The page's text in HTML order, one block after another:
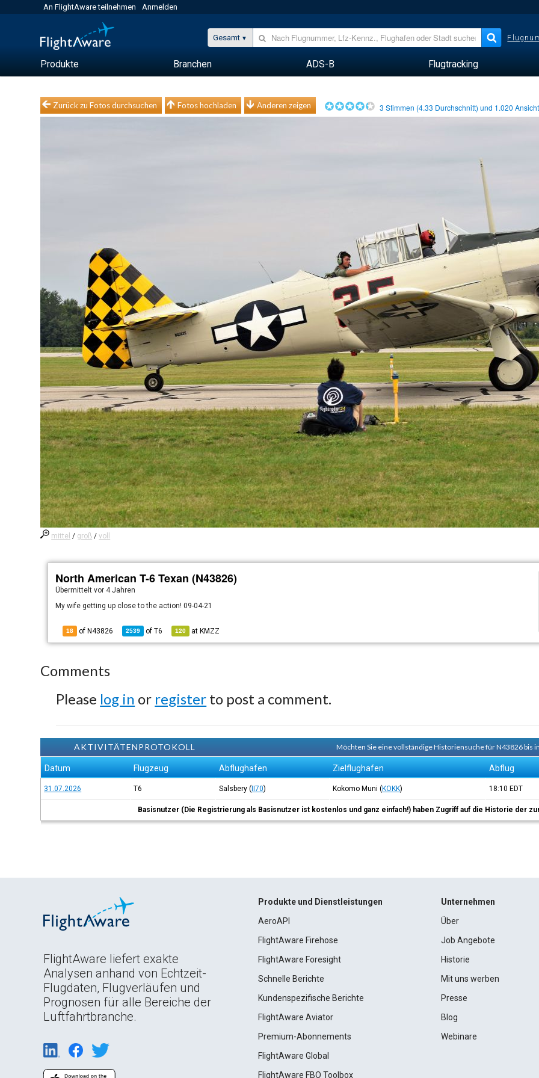
An FlightAware teilnehmen Anmelden
Gesamt
Produkte Branchen ADS-B Flugtracking
Zurück zu Fotos durchsuchen Fotos hochladen Anderen zeigen 3 Stimmen (4.33 Durchschnitt) und 1.020
mittel / groß /voll
North American T-6 Texan (N43826)
Übermitteltvor 4 Jahren
My wife getting up close to the action! 09-04-21
18 of N43826 2539 ofT6 120 at KMZZ
Comments
Please log in or register to post a comment.
AKTIVITÄTENPROTOKOLL Möchten Sie eine vollständige Historiensuche für N43826 bis
Datum Flugzeug Abflughafen Zielflughafen Abflug
31.07.2026 T6 Salsbery ( II70) Kokomo Muni (KOKK) 18:10 EDT
Basisnutzer (Die Registrierung als Basisnutzer ist kostenlos und ganz einfach!) haben Zugriff auf die Historie der
FlightAware liefert exakte
Analysen anhand von Echtzeit-
Flugdaten, Flugverläufen und
Prognosen für alle Bereiche der
Luftfahrtbranche.
Produkte und Dienstleistungen
AeroAPI
FlightAware Firehose
FlightAware Foresight
Schnelle Berichte
Kundenspezifische Berichte
FlightAware Aviator
Premium-Abonnements
FlightAware Global
FlightAware FBO Toolbox
Unternehmen
Über
Job Angebote
Historie
Mit uns werben
Presse
Blog
Webinare